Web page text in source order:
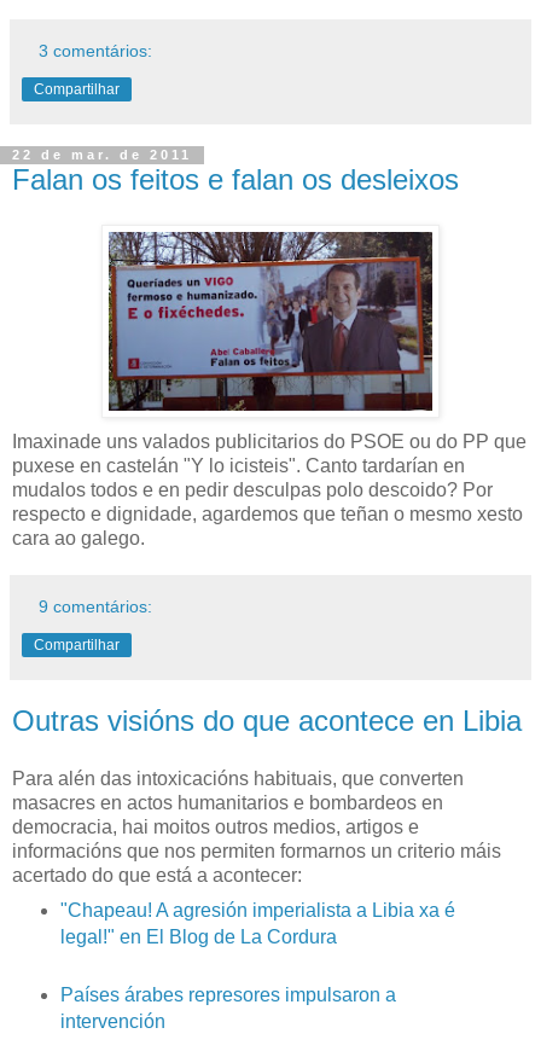
3 comentários:
Compartilhar
22 de mar. de 2011
Falan os feitos e falan os desleixos
Imaxinade uns valados publicitarios do PSOE ou do PP que
puxese en castelán "Y lo icisteis". Canto tardarían en
mudalos todos e en pedir desculpas polo descoido? Por
respecto e dignidade, agardemos que teñan o mesmo xesto
cara ao galego.
9 comentários:
Compartilhar
Outras visións do que acontece en Libia
Para alén das intoxicacións habituais, que converten
masacres en actos humanitarios e bombardeos en
democracia, hai moitos outros medios, artigos e
informacións que nos permiten formarnos un criterio máis
acertado do que está a acontecer:
"Chapeau! A agresión imperialista a Libia xa é
legal!" en El Blog de La Cordura
Países árabes represores impulsaron a
intervención